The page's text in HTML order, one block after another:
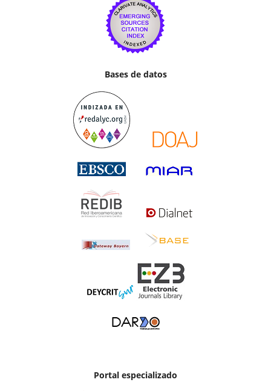
Bases de datos
Portal especializado